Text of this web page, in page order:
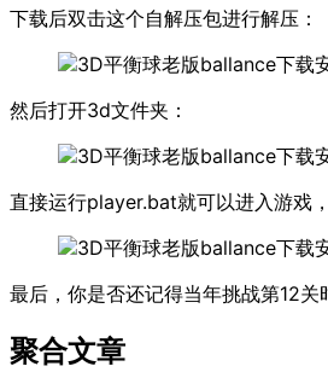
下载后双击这个自解压包进行解压：
然后打开3d文件夹：
直接运行player.bat就可以进入游戏
最后，你是否还记得当年挑战第12关
聚合文章